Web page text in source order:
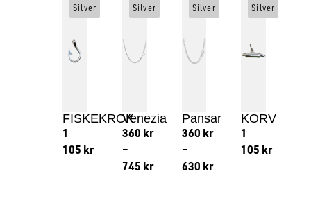
FISKEKROK
1
105 kr
Silver
Venezia
360 kr
–
745 kr
Silver
Pansar
360 kr
–
630 kr
Silver
KORV
1
105 kr
Silver